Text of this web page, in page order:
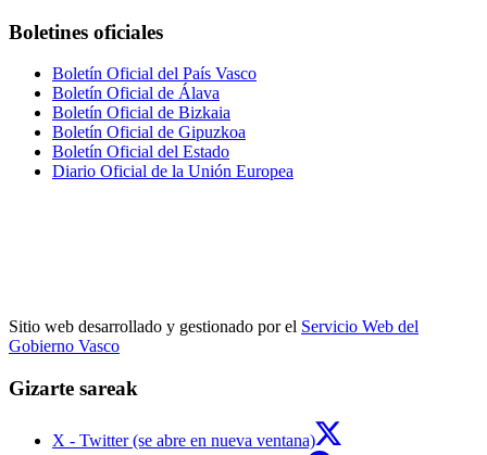
Boletines oficiales
Boletín Oficial del País Vasco
Boletín Oficial de Álava
Boletín Oficial de Bizkaia
Boletín Oficial de Gipuzkoa
Boletín Oficial del Estado
Diario Oficial de la Unión Europea
Sitio web desarrollado y gestionado por el Servicio Web del
Gobierno Vasco
Gizarte sareak
X - Twitter (se abre en nueva ventana)